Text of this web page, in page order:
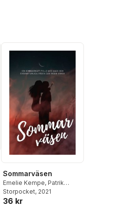
röster:
Sommarväsen
Emelie Kempe, Patrik
Centerwall, C N Persson
Erika Johansson
Storpocket, 2021
36 kr